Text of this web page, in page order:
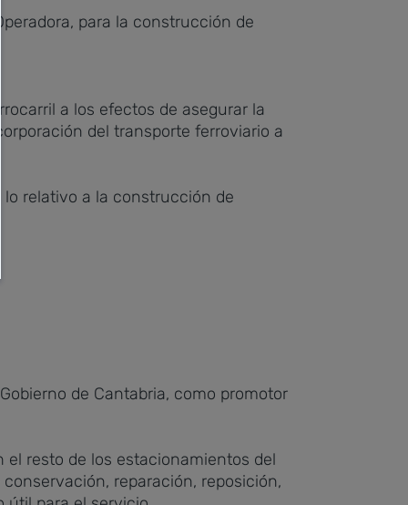
para la construcción de
a los efectos de asegurar la
del transporte ferroviario a
lo relativo a la construcción de
de Cantabria, como promotor
resto de los estacionamientos del
reparación, reposición,